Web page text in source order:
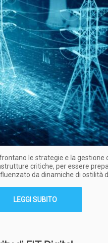
le strategie e la gestione
critiche, per essere
da dinamiche di ostilità
LEGGI SUBITO